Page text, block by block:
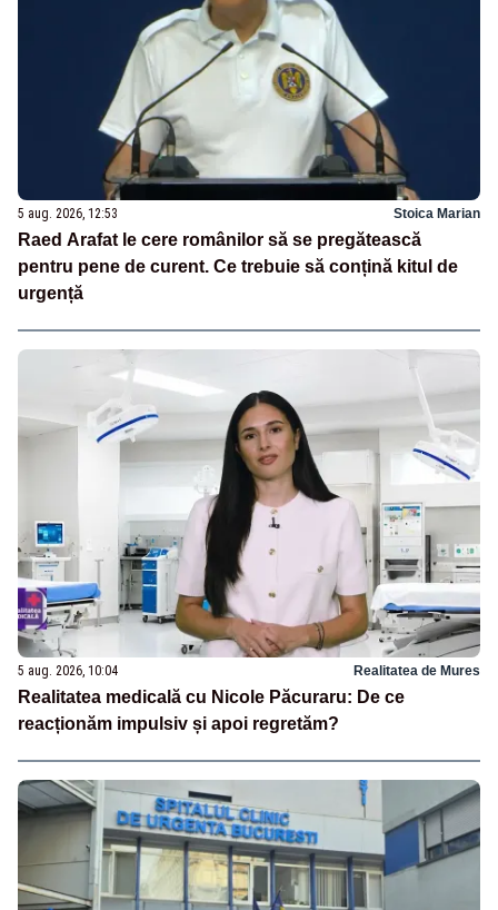
5 aug. 2026, 12:53 Stoica Marian
Raed Arafat le cere românilor să se pregătească
pentru pene de curent. Ce trebuie să conțină kitul de
urgență
5 aug. 2026, 10:04 Realitatea de Mures
Realitatea medicală cu Nicole Păcuraru: De ce
reacționăm impulsiv și apoi regretăm?